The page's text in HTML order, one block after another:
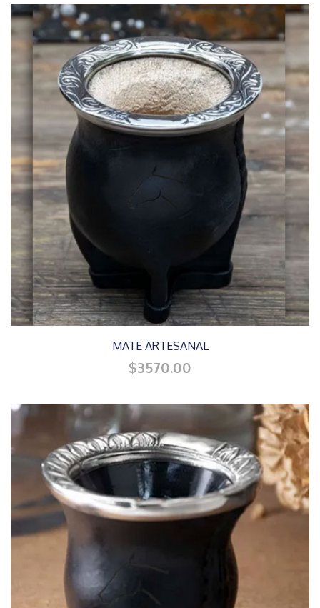
MATE ARTESANAL
$3570.00